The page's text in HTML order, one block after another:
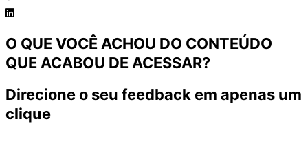
O QUE VOCÊ ACHOU DO CONTEÚDO
QUE ACABOU DE ACESSAR?
Direcione o seu feedback em apenas um
clique